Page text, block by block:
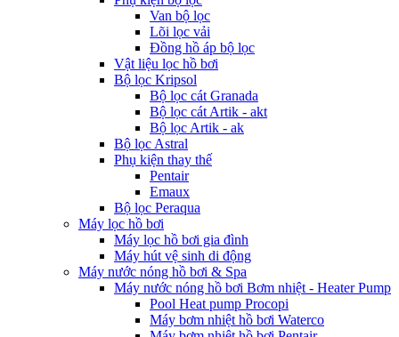
Van bộ lọc
Lõi lọc vải
Đồng hồ áp bộ lọc
Vật liệu lọc hồ bơi
Bộ lọc Kripsol
Bộ lọc cát Granada
Bộ lọc cát Artik - akt
Bộ lọc Artik - ak
Bộ lọc Astral
Phụ kiện thay thế
Pentair
Emaux
Bộ lọc Peraqua
Máy lọc hồ bơi
Máy lọc hồ bơi gia đình
Máy hút vệ sinh di động
Máy nước nóng hồ bơi & Spa
Máy nước nóng hồ bơi Bơm nhiệt - Heater Pump
Pool Heat pump Procopi
Máy bơm nhiệt hồ bơi Waterco